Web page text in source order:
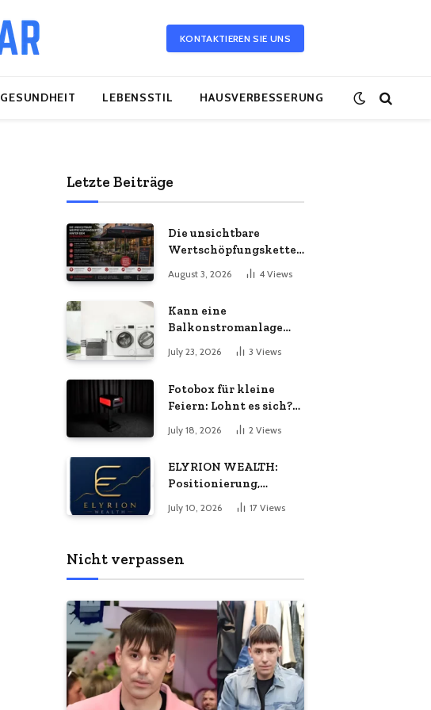
KONTAKTIEREN SIE UNS
GESUNDHEIT LEBENSSTIL HAUSVERBESSERUNG
Letzte Beiträge
Die unsichtbare
Wertschöpfungskette
Sonnenschirm: Was
Fertigung und
unternehmerische
Kontinuität wirklich
August 3, 2026 4 Views
Kann eine
Balkonstromanlage
Energiebedarf
July 23, 2026 3 Views
Fotobox für kleine
Feiern: Lohnt es sich?
Vorteile, Kosten &
Tipps
July 18, 2026 2 Views
ELYRION WEALTH:
Positionierung,
Philosophie und das
Versprechen
July 10, 2026 17 Views
Nicht verpassen